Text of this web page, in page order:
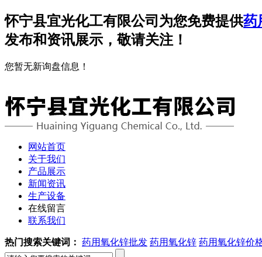
怀宁县宜光化工有限公司为您免费提供药
发布和资讯展示，敬请关注！
您暂无新询盘信息！
网站首页
关于我们
产品展示
新闻资讯
生产设备
在线留言
联系我们
热门搜索关键词： 药用氧化锌批发 药用氧化锌 药用氧化锌价